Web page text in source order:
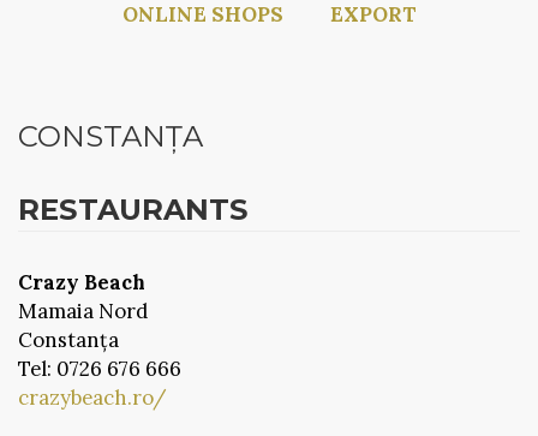
ONLINE SHOPS EXPORT
CONSTANȚA
RESTAURANTS
Crazy Beach
Mamaia Nord
Constanța
Tel: 0726 676 666
crazybeach.ro/